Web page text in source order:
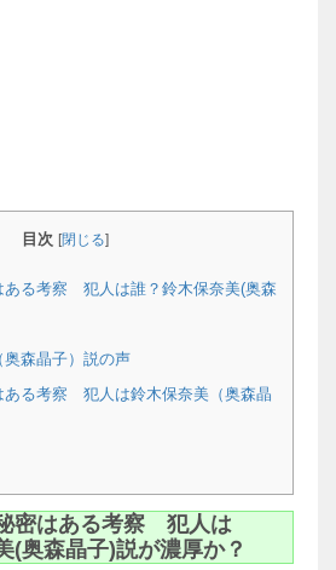
目次 [閉じる]
ある考察 犯人は誰？鈴木保奈美(奥森
森晶子）説の声
ある考察 犯人は鈴木保奈美（奥森晶
密はある考察 犯人は
(奥森晶子)説が濃厚か？